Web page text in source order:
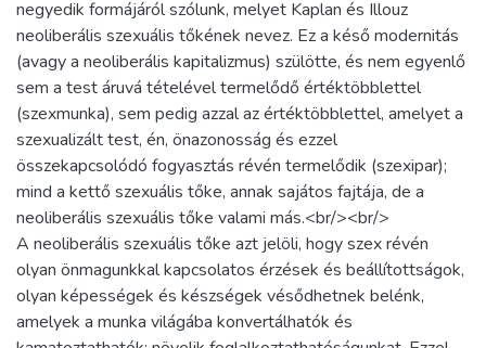
negyedik formájáról szólunk, melyet Kaplan és Illouz
neoliberális szexuális tőkének nevez. Ez a késő modernitás
(avagy a neoliberális kapitalizmus) szülötte, és nem egyenlő
sem a test áruvá tételével termelődő értéktöbblettel
(szexmunka), sem pedig azzal az értéktöbblettel, amelyet a
szexualizált test, én, önazonosság és ezzel
összekapcsolódó fogyasztás révén termelődik (szexipar);
mind a kettő szexuális tőke, annak sajátos fajtája, de a
neoliberális szexuális tőke valami más.<br/><br/>
A neoliberális szexuális tőke azt jelöli, hogy szex révén
olyan önmagunkkal kapcsolatos érzések és beállítottságok,
olyan képességek és készségek vésődhetnek belénk,
amelyek a munka világába konvertálhatók és